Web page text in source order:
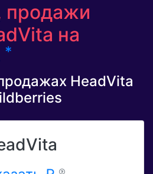
продажи
на
*
HeadVita